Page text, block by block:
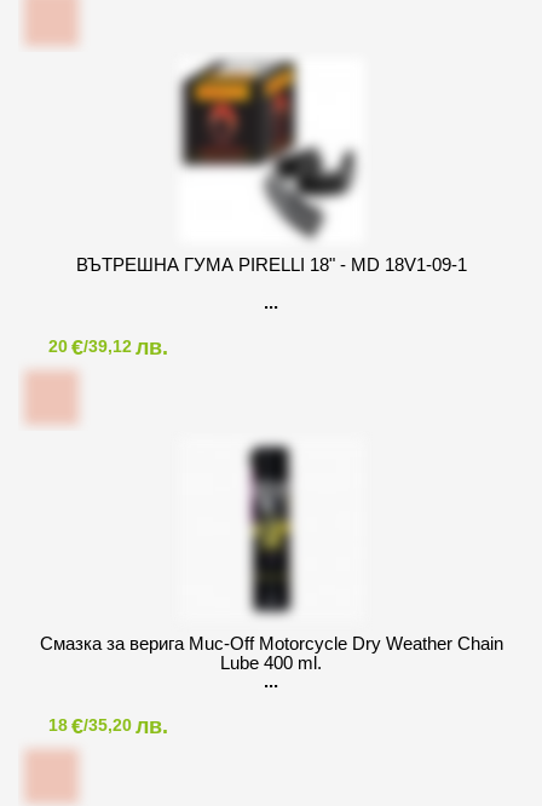
ВЪТРЕШНА ГУМА PIRELLI 18" - MD 18V1-09-1
20€/39,12лв.
Смазка за верига Muc-Off Motorcycle Dry Weather Chain
Lube 400 ml.
18€/35,20лв.